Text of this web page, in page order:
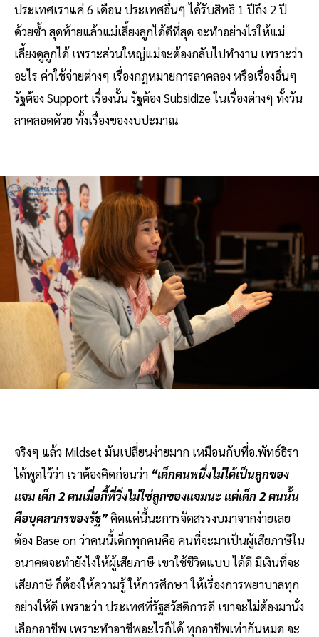
ประเทศเราแค่ 6 เดือน ประเทศอื่นๆ ได้รับสิทธิ 1 ปีถึง 2 ปี
ด้วยซ้ำ สุดท้ายแล้วแม่เลี้ยงลูกได้ดีที่สุด จะทำอย่างไรให้แม่
เลี้ยงดูลูกได้ เพราะส่วนใหญ่แม่จะต้องกลับไปทำงาน เพราะว่า
อะไร ค่าใช้จ่ายต่างๆ เรื่องกฎหมายการลาคลอง หรือเรื่องอื่นๆ
รัฐต้อง Support เรื่องนั้น รัฐต้อง Subsidize ในเรื่องต่างๆ ทั้งวัน
ลาคลอดด้วย ทั้งเรื่องของงบปะมาณ
จริงๆ แล้ว Mildset มันเปลี่ยนง่ายมาก เหมือนกับที่อ.พัทธ์ธิรา
ได้พูดไว้ว่า เราต้องคิดก่อนว่า “เด็กคนหนึ่งไม่ได้เป็นลูกของ
แจม เด็ก 2 คนเมื่อกี้ที่วิ่งไม่ใช่ลูกของแจมนะ แต่เด็ก 2 คนนั้น
คือบุคลากรของรัฐ”คิดแค่นี้นะการจัดสรรงบมาจากง่ายเลย
ต้อง Base on ว่าคนนี้เด็กทุกคนคือ คนที่จะมาเป็นผู้เสียภาษีใน
อนาคตจะทำยังไงให้ผู้เสียภาษี เขาใช้ชีวิตแบบ ได้ดี มีเงินที่จะ
เสียภาษี ก็ต้องให้ความรู้ ให้การศึกษา ให้เรื่องการพยาบาลทุก
อย่างให้ดี เพราะว่า ประเทศที่รัฐสวัสดิการดี เขาจะไม่ต้องมานั่ง
เลือกอาชีพ เพราะทำอาชีพอะไรก็ได้ ทุกอาชีพเท่ากันหมด จะ